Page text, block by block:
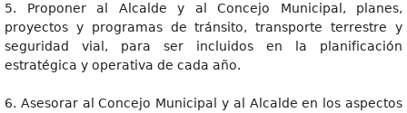
5. Proponer al Alcalde y al Concejo Municipal, planes,
proyectos y programas de tránsito, transporte terrestre y
seguridad vial, para ser incluidos en la planificación
estratégica y operativa de cada año.
6. Asesorar al Concejo Municipal y al Alcalde en los aspectos